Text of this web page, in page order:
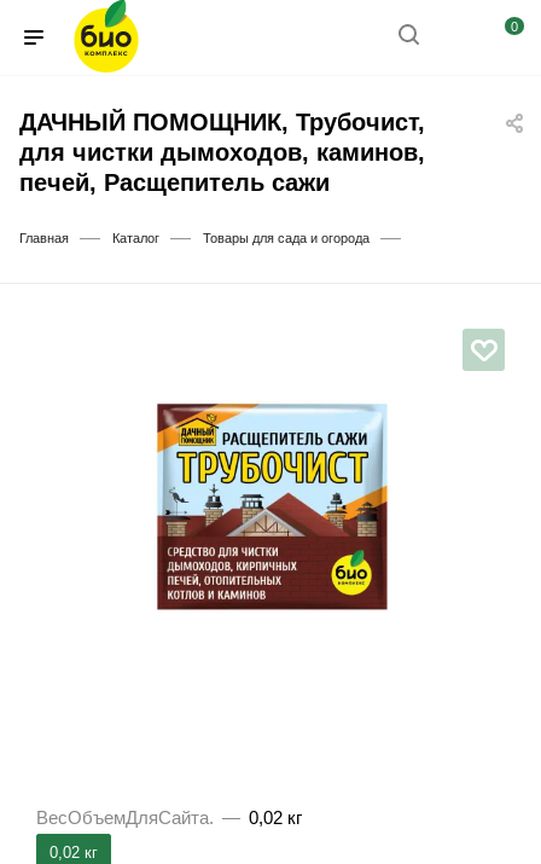
0
ДАЧНЫЙ ПОМОЩНИК, Трубочист,
для чистки дымоходов, каминов,
печей, Расщепитель сажи
Главная — Каталог — Товары для сада и огорода —
ВесОбъемДляСайта. — 0,02 кг
0,02 кг